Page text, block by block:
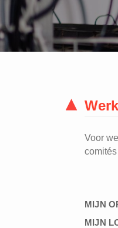
Voor
MIJN
MIJN